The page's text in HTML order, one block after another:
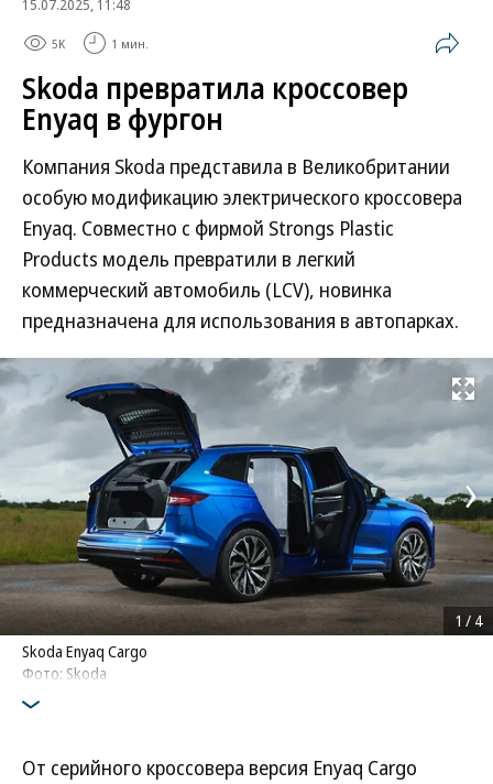
15.07.2025, 11:48
5K 1 мин.
Skoda превратила кроссовер
Enyaq в фургон
Компания Skoda представила в Великобритании
особую модификацию электрического кроссовера
Enyaq. Совместно с фирмой Strongs Plastic
Products модель превратили в легкий
коммерческий автомобиль (LCV), новинка
предназначена для использования в автопарках.
Развернуть
Skoda Enyaq Cargo
Фото: Skoda
1 / 4
От серийного кроссовера версия Enyaq Cargo